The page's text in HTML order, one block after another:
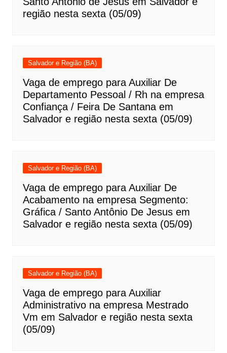
região nesta sexta (05/09)
Salvador e Região (BA)
Vaga de emprego para Auxiliar De
Departamento Pessoal / Rh na empresa
Confiança / Feira De Santana em
Salvador e região nesta sexta (05/09)
Salvador e Região (BA)
Vaga de emprego para Auxiliar De
Acabamento na empresa Segmento:
Gráfica / Santo Antônio De Jesus em
Salvador e região nesta sexta (05/09)
Salvador e Região (BA)
Vaga de emprego para Auxiliar
Administrativo na empresa Mestrado
Vm em Salvador e região nesta sexta
(05/09)